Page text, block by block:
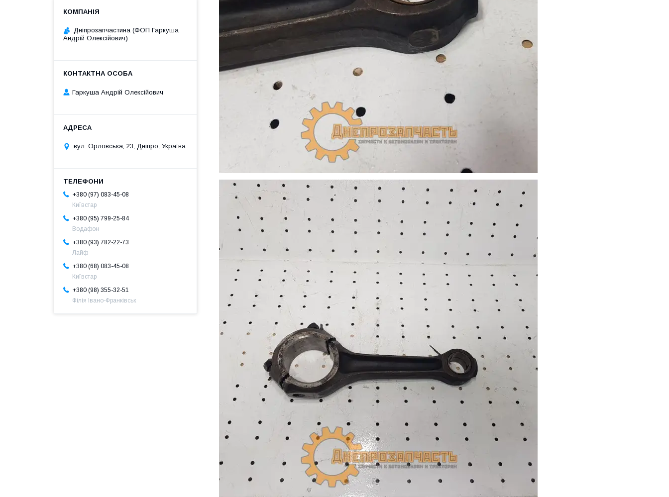
Дніпрозапчастина (ФОП Гаркуша
Андрій Олексійович)
Гаркуша Андрій Олексійович
вул. Орловська, 23, Дніпро, Україна
+380 (97) 083-45-08
Київстар
+380 (95) 799-25-84
Водафон
+380 (93) 782-22-73
Лайф
+380 (68) 083-45-08
Київстар
+380 (98) 355-32-51
Філія Івано-Франківськ